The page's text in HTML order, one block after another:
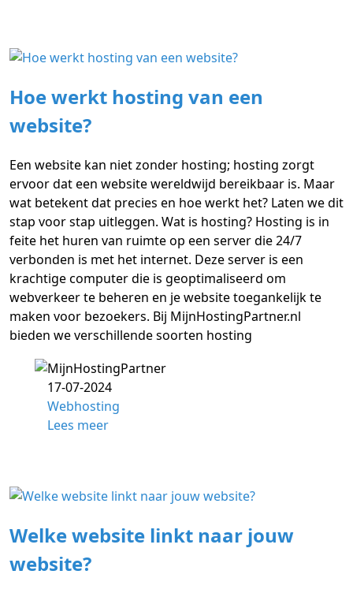
Hoe werkt hosting van een
website?
Een website kan niet zonder hosting; hosting zorgt
ervoor dat een website wereldwijd bereikbaar is. Maar
wat betekent dat precies en hoe werkt het? Laten we dit
stap voor stap uitleggen. Wat is hosting? Hosting is in
feite het huren van ruimte op een server die 24/7
verbonden is met het internet. Deze server is een
krachtige computer die is geoptimaliseerd om
webverkeer te beheren en je website toegankelijk te
maken voor bezoekers. Bij MijnHostingPartner.nl
bieden we verschillende soorten hosting
17-07-2024
Webhosting
Lees meer
Welke website linkt naar jouw
website?